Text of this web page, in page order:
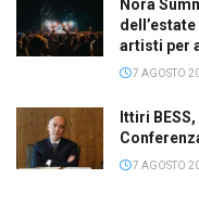
Nora
artisti per
7 AGOSTO
Ittiri
7 AGOSTO